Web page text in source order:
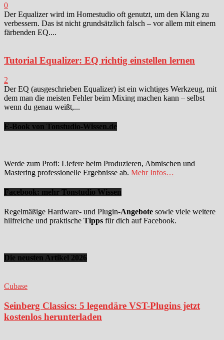
0
Der Equalizer wird im Homestudio oft genutzt, um den Klang zu
verbessern. Das ist nicht grundsätzlich falsch – vor allem mit einem
färbenden EQ....
Tutorial Equalizer: EQ richtig einstellen lernen
2
Der EQ (ausgeschrieben Equalizer) ist ein wichtiges Werkzeug, mit
dem man die meisten Fehler beim Mixing machen kann – selbst
wenn du genau weißt,...
E-Book von Tonstudio-Wissen.de
Werde zum Profi: Liefere beim Produzieren, Abmischen und
Mastering professionelle Ergebnisse ab. Mehr Infos…
Facebook: mehr Tonstudio Wissen
Regelmäßige Hardware- und Plugin-Angebote sowie viele weitere
hilfreiche und praktische Tipps für dich auf Facebook.
Die neusten Artikel 2026
Cubase
Seinberg Classics: 5 legendäre VST-Plugins jetzt
kostenlos herunterladen